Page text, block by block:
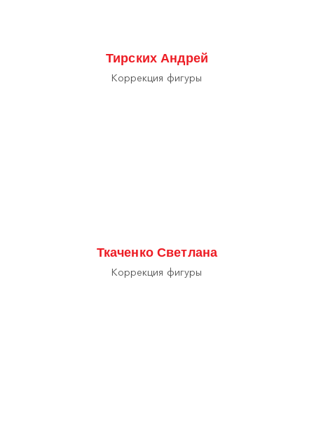
Тирских Андрей
Коррекция фигуры
Ткаченко Светлана
Коррекция фигуры